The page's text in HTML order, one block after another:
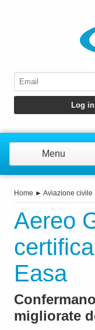
Menu
Home ► Aviazione civile
Aereo
Easa
migliorate